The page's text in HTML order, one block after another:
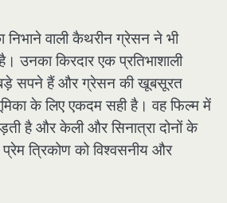
निभाने वाली कैथरीन ग्रेसन ने भी
उनका किरदार एक प्रतिभाशाली
बड़े सपने हैं और ग्रेसन की खूबसूरत
के लिए एकदम सही है। वह फिल्म में
है और केली और सिनात्रा दोनों के
त्रिकोण को विश्वसनीय और